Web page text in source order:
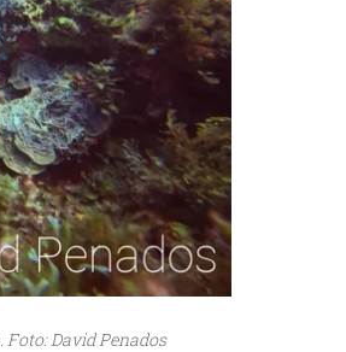
Foto: David Penados